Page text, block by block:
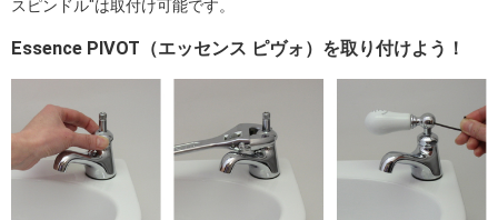
スピンドル"は取付け可能です。
Essence PIVOT（エッセンス ピヴォ）を取り付けよう！